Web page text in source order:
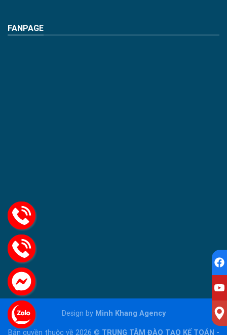
FANPAGE
Design by Minh Khang Agency
Bản quyền thuộc về 2026 © TRUNG TÂM ĐÀO TẠO KẾ TOÁN -